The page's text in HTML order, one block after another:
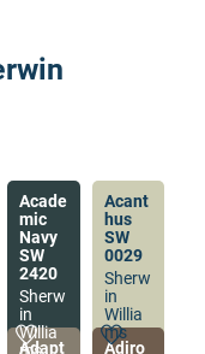
Acade
mic
Navy
SW
2420
Sherw
in
Willia
Acant
hus
SW
0029
Sherw
in
Willia
ms
Adapt
Adiro